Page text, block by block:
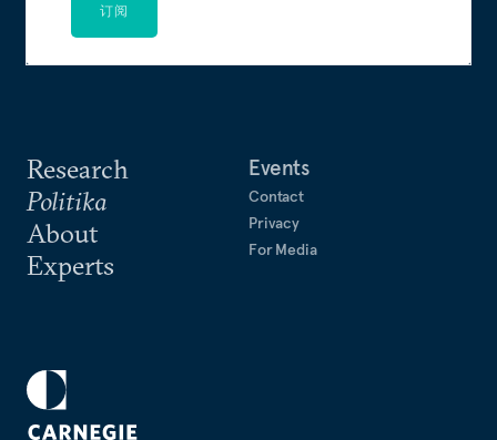
Research
Politika
About
Experts
Events
Contact
Privacy
For Media
订阅